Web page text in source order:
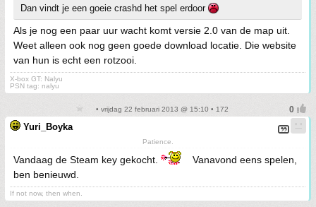
Dan vindt je een goeie crashd het spel erdoor
Als je nog een paar uur wacht komt versie 2.0 van de map uit.
Weet alleen ook nog geen goede download locatie. Die website
van hun is echt een rotzooi.
X-box GT: Nalyu
PSN tag: nalyu
• vrijdag 22 februari 2013 @ 15:10 • 172
Yuri_Boyka
Patience.
Vandaag de Steam key gekocht.
Vanavond eens spelen,
ben benieuwd.
If not now, then when.